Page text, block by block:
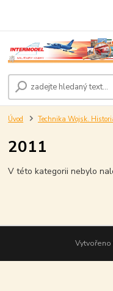
Úvod Technika Wojsk.
2011
V této kategorii nebylo
Vytvořeno